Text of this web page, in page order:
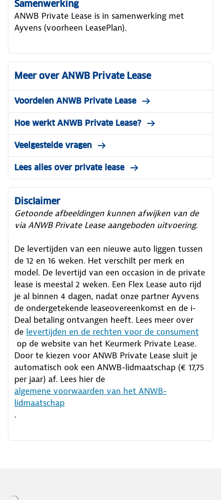
Samenwerking
ANWB Private Lease is in samenwerking met
Ayvens (voorheen LeasePlan).
Meer over ANWB Private Lease
Voordelen ANWB Private Lease
Hoe werkt ANWB Private Lease?
Veelgestelde vragen
Lees alles over private lease
Disclaimer
Getoonde afbeeldingen kunnen afwijken van de
via ANWB Private Lease aangeboden uitvoering.
De levertijden van een nieuwe auto liggen tussen
de 12 en 16 weken. Het verschilt per merk en
model. De levertijd van een occasion in de private
lease is meestal 2 weken. Een Flex Lease auto rijd
je al binnen 4 dagen, nadat onze partner Ayvens
de ondergetekende leaseovereenkomst en de i-
Deal betaling ontvangen heeft. Lees meer over
de levertijden en de rechten voor de consument
op de website van het Keurmerk Private Lease.
Door te kiezen voor ANWB Private Lease sluit je
automatisch ook een ANWB-lidmaatschap (€ 17,75
per jaar) af. Lees hier de
algemene voorwaarden van het ANWB-
lidmaatschap
.